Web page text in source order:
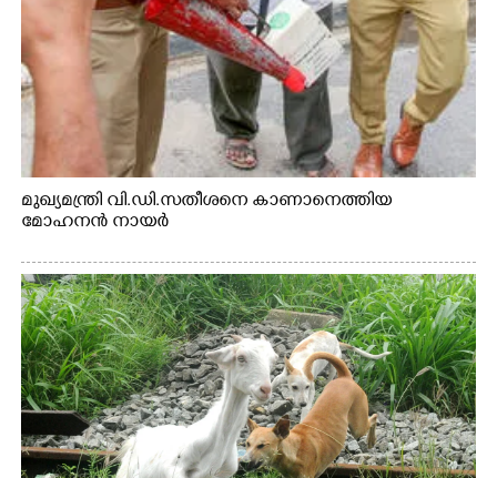
മുഖ്യമന്ത്രി വി.ഡി.സതീശനെ കാണാനെത്തിയ
മോഹനൻ നായർ